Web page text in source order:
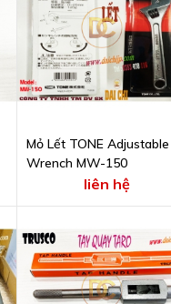
Mỏ Lết TONE Adjustable
Wrench MW-150
liên hệ